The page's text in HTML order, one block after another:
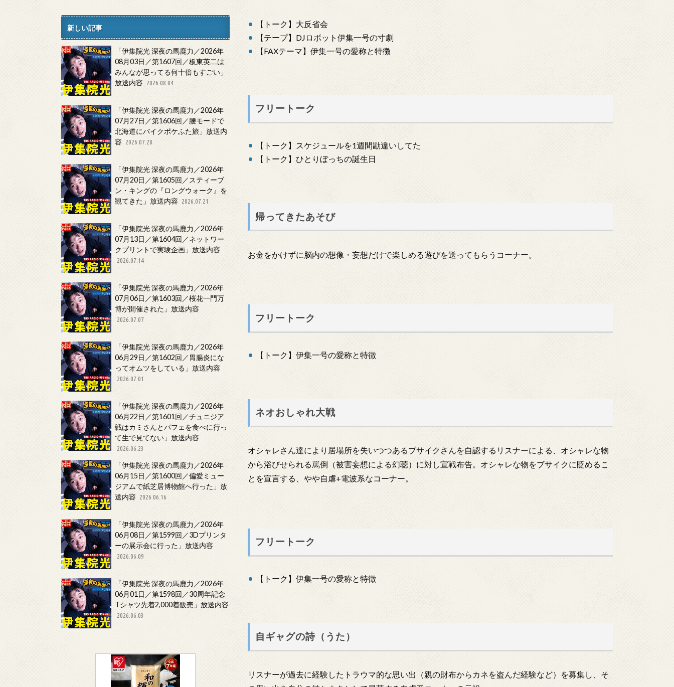
【トーク】大反省会
【テープ】DJロボット伊集一号の寸劇
【FAXテーマ】伊集一号の愛称と特徴
フリートーク
【トーク】スケジュールを1週間勘違いしてた
【トーク】ひとりぼっちの誕生日
帰ってきたあそび
お金をかけずに脳内の想像・妄想だけで楽しめる遊びを送ってもらうコーナー。
フリートーク
【トーク】伊集一号の愛称と特徴
ネオおしゃれ大戦
オシャレさん達により居場所を失いつつあるブサイクさんを自認するリスナーによる、オシャレな物
から浴びせられる罵倒（被害妄想による幻聴）に対し宣戦布告。オシャレな物をブサイクに貶めるこ
とを宣言する、やや自虐+電波系なコーナー。
フリートーク
【トーク】伊集一号の愛称と特徴
自ギャグの詩（うた）
リスナーが過去に経験したトラウマ的な思い出（親の財布からカネを盗んだ経験など）を募集し、そ
新しい記事
「伊集院光 深夜の馬鹿力／2026年
08月03日／第1607回／板東英二は
みんなが思ってる何十倍もすごい」
放送内容
2026.08.04
「伊集院光 深夜の馬鹿力／2026年
07月27日／第1606回／腰モードで
北海道にバイクポケふた旅」放送内
容
2026.07.28
「伊集院光 深夜の馬鹿力／2026年
07月20日／第1605回／スティーブ
ン・キングの『ロングウォーク』を
観てきた」放送内容
2026.07.21
「伊集院光 深夜の馬鹿力／2026年
07月13日／第1604回／ネットワー
クプリントで実験企画」放送内容
2026.07.14
「伊集院光 深夜の馬鹿力／2026年
07月06日／第1603回／桜花一門万
博が開催された」放送内容
2026.07.07
「伊集院光 深夜の馬鹿力／2026年
06月29日／第1602回／胃腸炎にな
ってオムツをしている」放送内容
2026.07.01
「伊集院光 深夜の馬鹿力／2026年
06月22日／第1601回／チュニジア
戦はカミさんとパフェを食べに行っ
て生で見てない」放送内容
2026.06.23
「伊集院光 深夜の馬鹿力／2026年
06月15日／第1600回／偏愛ミュー
ジアムで紙芝居博物館へ行った」放
送内容
2026.06.16
「伊集院光 深夜の馬鹿力／2026年
06月08日／第1599回／3Dプリンタ
ーの展示会に行った」放送内容
2026.06.09
「伊集院光 深夜の馬鹿力／2026年
06月01日／第1598回／30周年記念
Tシャツ先着2,000着販売」放送内容
2026.06.03